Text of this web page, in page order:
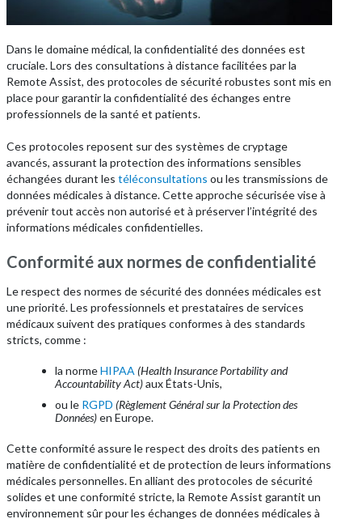
Dans le domaine médical, la confidentialité des données est
cruciale. Lors des consultations à distance facilitées par la
Remote Assist, des protocoles de sécurité robustes sont mis en
place pour garantir la confidentialité des échanges entre
professionnels de la santé et patients.
Ces protocoles reposent sur des systèmes de cryptage
avancés, assurant la protection des informations sensibles
échangées durant les téléconsultations ou les transmissions de
données médicales à distance. Cette approche sécurisée vise à
prévenir tout accès non autorisé et à préserver l’intégrité des
informations médicales confidentielles.
Conformité aux normes de confidentialité
Le respect des normes de sécurité des données médicales est
une priorité. Les professionnels et prestataires de services
médicaux suivent des pratiques conformes à des standards
stricts, comme :
la normeHIPAA (Health Insurance Portability and
Accountability Act)aux États-Unis,
ou le RGPD (Règlement Général sur la Protection des
Données)en Europe.
Cette conformité assure le respect des droits des patients en
matière de confidentialité et de protection de leurs informations
médicales personnelles. En alliant des protocoles de sécurité
solides et une conformité stricte, la Remote Assist garantit un
environnement sûr pour les échanges de données médicales à